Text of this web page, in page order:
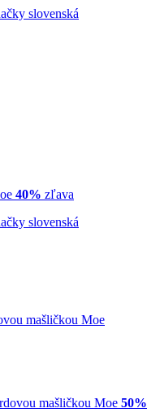
slovenská
40% zľava
slovenská
mašličkou Moe
50%